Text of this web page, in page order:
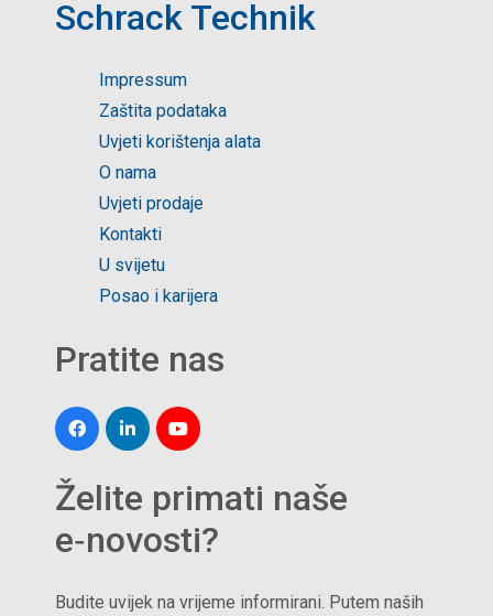
Schrack Technik
Impressum
Zaštita podataka
Uvjeti korištenja alata
O nama
Uvjeti prodaje
Kontakti
U svijetu
Posao i karijera
Pratite nas
Želite primati naše
e‑novosti?
Budite uvijek na vrijeme informirani. Putem naših